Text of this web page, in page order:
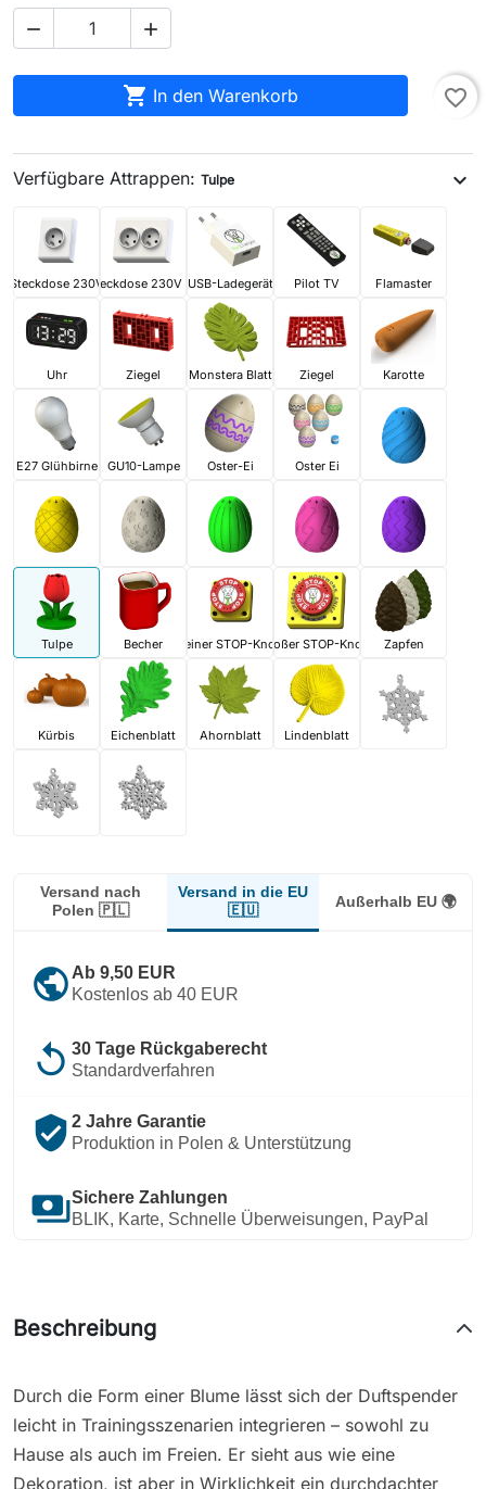
 
 In den Warenkorb favorite_border
Verfügbare Attrappen: Tulpe expand_more
Steckdose 230VSteckdose 230V x2USB-Ladegerät Pilot TV Flamaster
Uhr Ziegel Monstera Blatt Ziegel Karotte
E27 Glühbirne GU10-Lampe Oster-Ei Oster Ei
Tulpe Becher Kleiner STOP-KnopfGroßer STOP-Knopf Zapfen
Kürbis Eichenblatt Ahornblatt Lindenblatt
Versand nach
Polen 🇵🇱
Versand in die EU
🇪🇺
Außerhalb EU 🌍
public Ab 9,50 EUR
Kostenlos ab 40 EUR
replay 30 Tage Rückgaberecht
Standardverfahren
verified_user 2 Jahre Garantie
Produktion in Polen & Unterstützung
paymentsSichere Zahlungen
BLIK, Karte, Schnelle Überweisungen, PayPal
Beschreibung
Durch die Form einer Blume lässt sich der Duftspender
leicht in Trainingsszenarien integrieren – sowohl zu
Hause als auch im Freien. Er sieht aus wie eine
Dekoration, ist aber in Wirklichkeit ein durchdachter